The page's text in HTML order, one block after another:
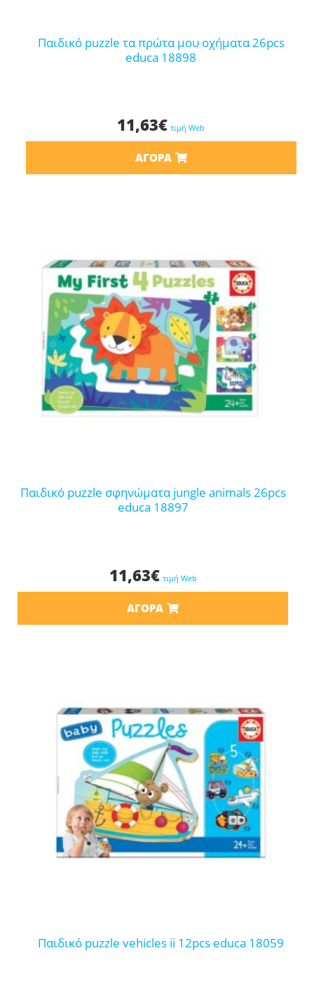
παιδικό puzzle τα πρώτα μου οχήματα 26pcs
educa 18898
11,63€ τιμή Web
ΑΓΟΡΆ
παιδικό puzzle σφηνώματα jungle animals 26pcs
educa 18897
11,63€ τιμή Web
ΑΓΟΡΆ
παιδικό puzzle vehicles ii 12pcs educa 18059